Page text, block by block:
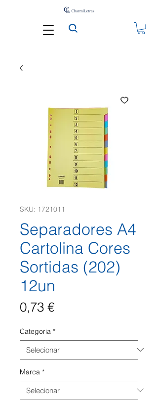
SKU: 1721011
Separadores A4
Cartolina Cores
Sortidas (202)
12un
0,73 €Preço
Categoria *
Marca *